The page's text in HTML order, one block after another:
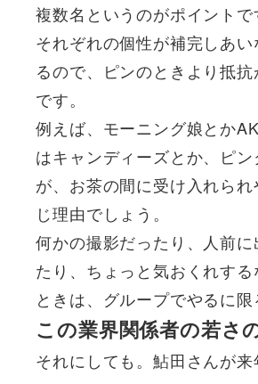
複数名というのがポイントで
それぞれの個性が補完しあ
るので、ピンのときより抵
です。
例えば、モーニング娘とか
はキャンディーズとか、ピ
が、お茶の間に受け入れら
じ理由でしょう。
何かの撮影だったり、人前
たり、ちょっと気おくれす
ときは、グループでやるに限
この業界関係者の若さ
それにしても。鮎田さんが